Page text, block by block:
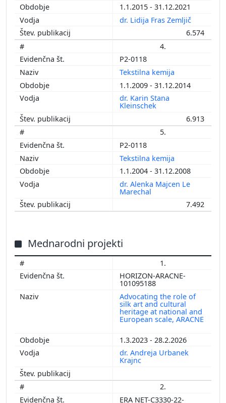
1.1.2015 - 31.12.2021
dr. Lidija Fras Zemljič
6.574
4.
P2-0118
Tekstilna kemija
1.1.2009 - 31.12.2014
dr. Karin Stana
Kleinschek
6.913
5.
P2-0118
Tekstilna kemija
1.1.2004 - 31.12.2008
dr. Alenka Majcen Le
Marechal
7.492
Mednarodni projekti
1.
HORIZON-ARACNE-
101095188
Advocating the role of
silk art and cultural
heritage at national and
European scale, ARACNE
1.3.2023 - 28.2.2026
dr. Andreja Urbanek
Krajnc
2.
ERA NET-C3330-22-